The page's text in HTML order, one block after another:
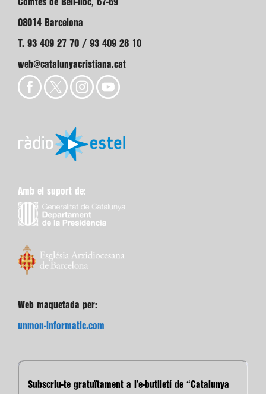
Comtes de Bell-lloc, 67-69
08014 Barcelona
T. 93 409 27 70 / 93 409 28 10
web@catalunyacristiana.cat
Amb el suport de:
Web maquetada per:
unmon-informatic.com
Subscriu-te gratuïtament a l’e-butlletí de “Catalunya